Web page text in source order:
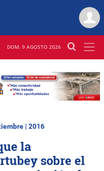
DOM. 9 AGOSTO 2026
| 2016
la
sobre el